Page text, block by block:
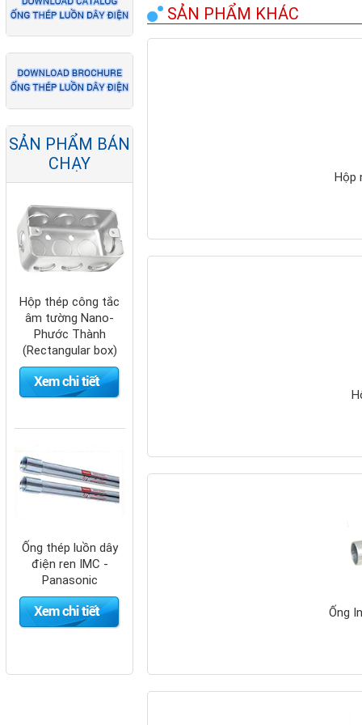
SẢN PHẨM KHÁC
Hộp
Ống
SẢN PHẨM BÁN
CHẠY
Ống ruột gà lõi thép
bọc nhựa PVC
Nano-Phước Thành
Hộp thép công tắc
âm tường Nano-
Phước Thành
(Rectangular box)
Ống thép luồn dây
điện ren IMC -
Panasonic